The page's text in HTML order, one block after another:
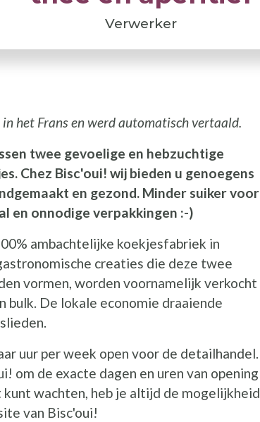
Verwerker
het Frans en werd automatisch vertaald.
twee gevoelige en hebzuchtige
Chez Bisc'oui! wij bieden u genoegens
en gezond. Minder suiker voor
en onnodige verpakkingen :-)
ambachtelijke koekjesfabriek in
creaties die deze twee
vormen, worden voornamelijk verkocht
bulk. De lokale economie draaiende
uur per week open voor de detailhandel.
om de exacte dagen en uren van opening
wachten, heb je altijd de mogelijkheid
van Bisc'oui!